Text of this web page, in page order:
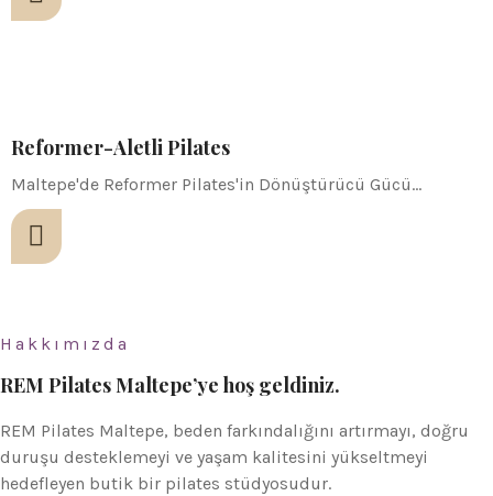
Reformer-Aletli Pilates
Maltepe'de Reformer Pilates'in Dönüştürücü Gücü…
Hakkımızda
REM Pilates Maltepe’ye hoş geldiniz.
REM Pilates Maltepe, beden farkındalığını artırmayı, doğru
duruşu desteklemeyi ve yaşam kalitesini yükseltmeyi
hedefleyen butik bir pilates stüdyosudur.